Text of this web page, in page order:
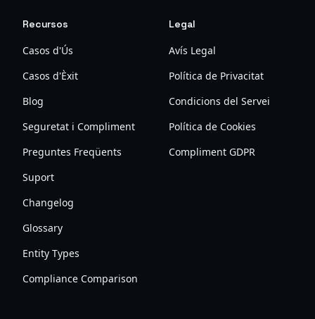
Recursos
Casos d'Ús
Casos d'Èxit
Blog
Seguretat i Compliment
Preguntes Freqüents
Suport
Changelog
Glossary
Entity Types
Compliance Comparison
Legal
Avís Legal
Política de Privacitat
Condicions del Servei
Política de Cookies
Compliment GDPR